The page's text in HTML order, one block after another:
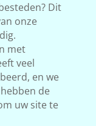
Dit
onze
met
veel
en we
de
uw site te